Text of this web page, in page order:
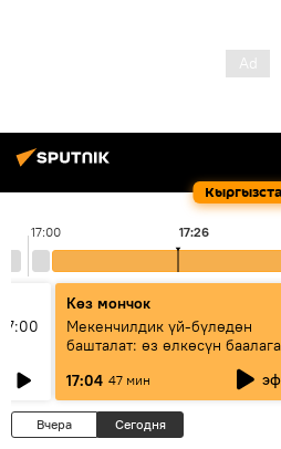
17:00 17:26
Көз мончок
Мекенчилдик үй-бүлөдөн
башталат: өз өлкөсүн
муунду кантип тарбиялоо
керек?
17:04 47 мин
Вчера Сегодня